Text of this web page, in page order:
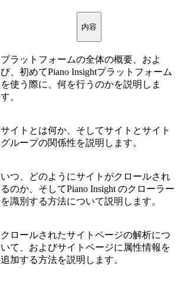
内容
プラットフォームの全体の概要、およ
び、初めてPiano Insightプラットフォーム
を使う際に、何を行うのかを説明しま
す。
サイトとは何か、そしてサイトとサイト
グループの関係性を説明します。
いつ、どのようにサイトがクロールされ
るのか、そしてPiano Insight のクローラー
を識別する方法について説明します。
クロールされたサイトページの解析につ
いて、およびサイトページに属性情報を
追加する方法を説明します。